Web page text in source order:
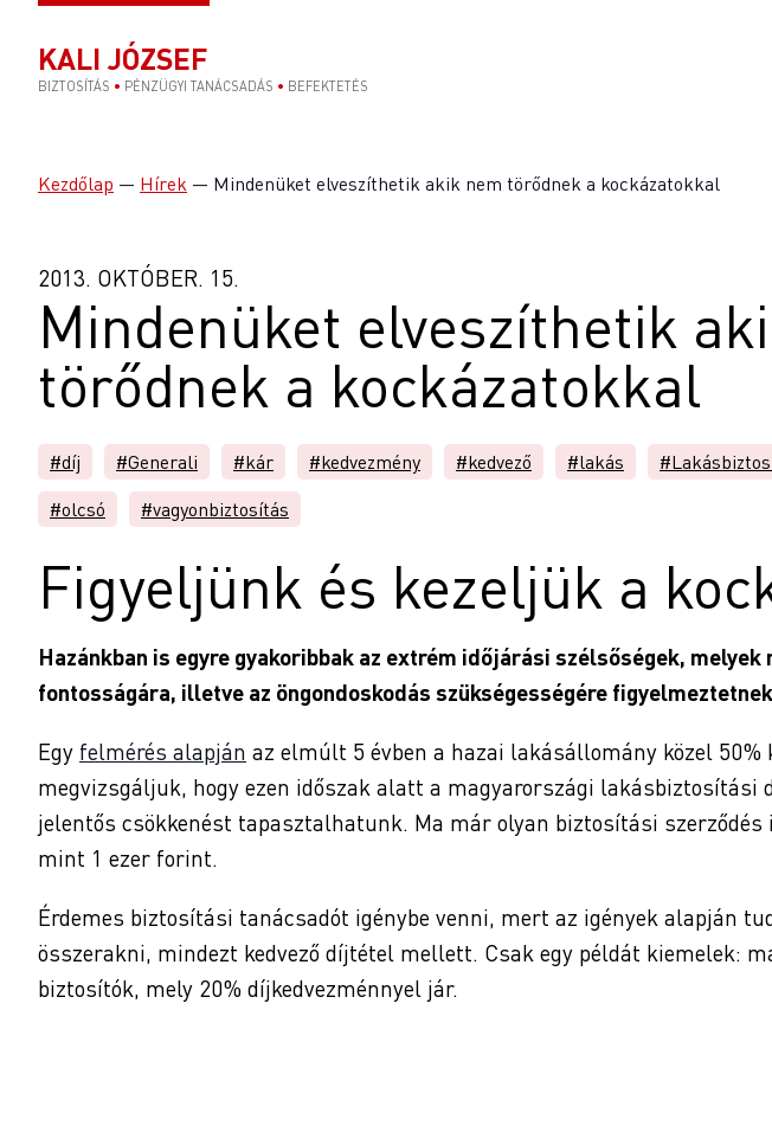
KALI JÓZSEF
BIZTOSÍTÁS • PÉNZÜGYI TANÁCSADÁS • BEFEKTETÉS
Kezdőlap — Hírek — Mindenüket elveszíthetik akik nem törődnek a kockázatokkal
2013. OKTÓBER. 15.
Mindenüket elveszíthetik
törődnek a kockázatokkal
#díj #Generali #kár #kedvezmény #kedvező #lakás
#olcsó
#vagyonbiztosítás
Figyeljünk és kezeljük a
Hazánkban is egyre gyakoribbak az extrém időjárási szélsőségek, melyek
fontosságára, illetve az öngondoskodás szükségességére
Egy felmérés alapján az elmúlt 5 évben a hazai lakásállomány közel 50%
megvizsgáljuk, hogy ezen időszak alatt a magyarországi lakásbiztosítási
jelentős csökkenést tapasztalhatunk. Ma már olyan biztosítási szerződés
mint 1 ezer forint.
Érdemes biztosítási tanácsadót igénybe venni, mert az igények alapján
összerakni, mindezt kedvező díjtétel mellett. Csak egy példát kiemelek:
biztosítók, mely 20% díjkedvezménnyel jár.